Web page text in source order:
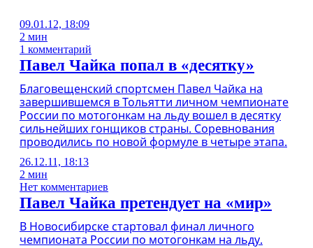
09.01.12, 18:09
2 мин
1 комментарий
Павел Чайка попал в «десятку»
Благовещенский спортсмен Павел Чайка на
завершившемся в Тольятти личном чемпионате
России по мотогонкам на льду вошел в десятку
сильнейших гонщиков страны. Соревнования
проводились по новой формуле в четыре этапа.
26.12.11, 18:13
2 мин
Нет комментариев
Павел Чайка претендует на «мир»
В Новосибирске стартовал финал личного
чемпионата России по мотогонкам на льду.